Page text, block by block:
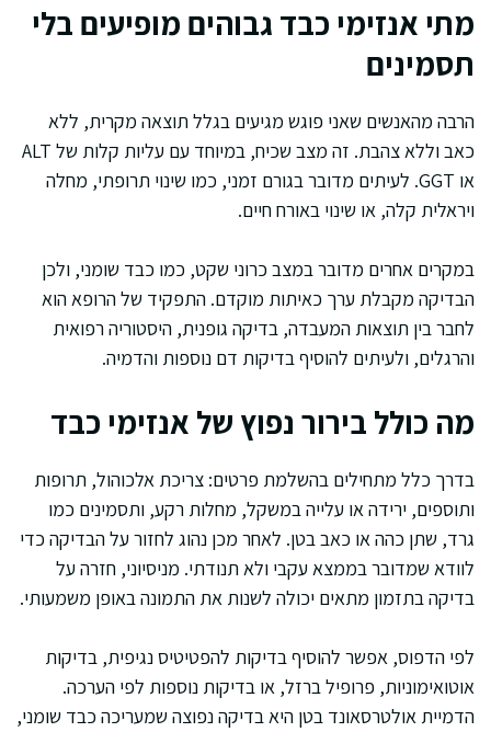
מתי אנזימי כבד גבוהים מופיעים בלי
תסמינים
הרבה מהאנשים שאני פוגש מגיעים בגלל תוצאה מקרית, ללא
כאב וללא צהבת. זה מצב שכיח, במיוחד עם עליות קלות של ALT
או GGT. לעיתים מדובר בגורם זמני, כמו שינוי תרופתי, מחלה
ויראלית קלה, או שינוי באורח חיים.
במקרים אחרים מדובר במצב כרוני שקט, כמו כבד שומני, ולכן
הבדיקה מקבלת ערך כאיתות מוקדם. התפקיד של הרופא הוא
לחבר בין תוצאות המעבדה, בדיקה גופנית, היסטוריה רפואית
והרגלים, ולעיתים להוסיף בדיקות דם נוספות והדמיה.
מה כולל בירור נפוץ של אנזימי כבד
בדרך כלל מתחילים בהשלמת פרטים: צריכת אלכוהול, תרופות
ותוספים, ירידה או עלייה במשקל, מחלות רקע, ותסמינים כמו
גרד, שתן כהה או כאב בטן. לאחר מכן נהוג לחזור על הבדיקה כדי
לוודא שמדובר בממצא עקבי ולא תנודתי. מניסיוני, חזרה על
בדיקה בתזמון מתאים יכולה לשנות את התמונה באופן משמעותי.
לפי הדפוס, אפשר להוסיף בדיקות להפטיטיס נגיפית, בדיקות
אוטואימוניות, פרופיל ברזל, או בדיקות נוספות לפי הערכה.
הדמיית אולטרסאונד בטן היא בדיקה נפוצה שמעריכה כבד שומני,